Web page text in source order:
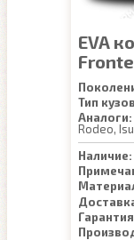
EVA
Тип
Аналоги:
Rodeo,
Opel
Passport
Наличие: